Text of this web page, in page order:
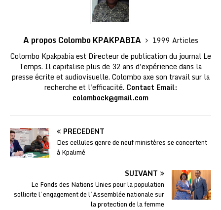
A propos Colombo KPAKPABIA
1999 Articles
Colombo Kpakpabia est Directeur de publication du journal Le
Temps. Il capitalise plus de 32 ans d'expérience dans la
presse écrite et audiovisuelle. Colombo axe son travail sur la
recherche et l'efficacité. Contact Email:
colombock@gmail.com
PRÉCÉDENT
Des cellules genre de neuf ministères se concertent
à Kpalimé
SUIVANT
Le Fonds des Nations Unies pour la population
sollicite l’engagement de l’Assemblée nationale sur
la protection de la femme